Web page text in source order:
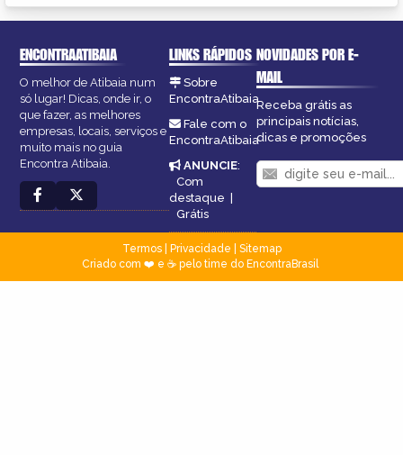
ENCONTRAATIBAIA
O melhor de Atibaia num
só lugar! Dicas, onde ir, o
que fazer, as melhores
empresas, locais, serviços e
muito mais no guia
Encontra Atibaia.
LINKS RÁPIDOS
Sobre
EncontraAtibaia
Fale com o
EncontraAtibaia
ANUNCIE:
Com
destaque |
Grátis
NOVIDADES POR E-
MAIL
Receba grátis as
principais notícias,
dicas e promoções
Termos| Privacidade
Sitemap
Criado com ❤️ e ☕ pelo time do EncontraBrasil